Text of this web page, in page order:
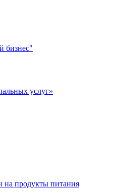
бизнес"
услуг»
на продукты питания